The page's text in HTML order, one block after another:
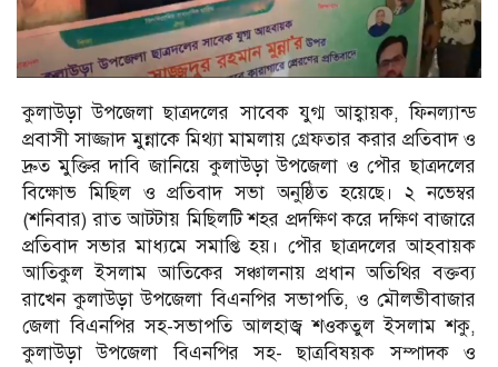
কুলাউড়া উপজেলা ছাত্রদলের সাবেক যুগ্ম আহ্বায়ক, ফিনল্যান্ড
প্রবাসী সাজ্জাদ মুন্নাকে মিথ্যা মামলায় গ্রেফতার করার প্রতিবাদ ও
দ্রুত মুক্তির দাবি জানিয়ে কুলাউড়া উপজেলা ও পৌর ছাত্রদলের
বিক্ষোভ মিছিল ও প্রতিবাদ সভা অনুষ্ঠিত হয়েছে। ২ নভেম্বর
(শনিবার) রাত আটটায় মিছিলটি শহর প্রদক্ষিণ করে দক্ষিণ বাজারে
প্রতিবাদ সভার মাধ্যমে সমাপ্তি হয়। পৌর ছাত্রদলের আহবায়ক
আতিকুল ইসলাম আতিকের সঞ্চালনায় প্রধান অতিথির বক্তব্য
রাখেন কুলাউড়া উপজেলা বিএনপির সভাপতি, ও মৌলভীবাজার
জেলা বিএনপির সহ-সভাপতি আলহাজ্ব শওকতুল ইসলাম শকু,
কুলাউড়া উপজেলা বিএনপির সহ- ছাত্রবিষয়ক সম্পাদক ও